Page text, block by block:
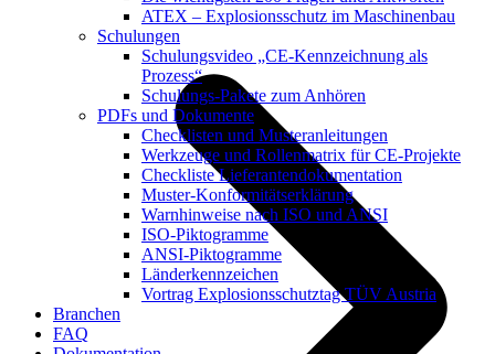
ATEX – Explosionsschutz im Maschinenbau
Schulungen
Schulungsvideo „CE-Kennzeichnung als
Prozess“
Schulungs-Pakete zum Anhören
PDFs und Dokumente
Checklisten und Musteranleitungen
Werkzeuge und Rollenmatrix für CE-Projekte
Checkliste Lieferantendokumentation
Muster-Konformitätserklärung
Warnhinweise nach ISO und ANSI
ISO-Piktogramme
ANSI-Piktogramme
Länderkennzeichen
Vortrag Explosionsschutztag TÜV Austria
Branchen
FAQ